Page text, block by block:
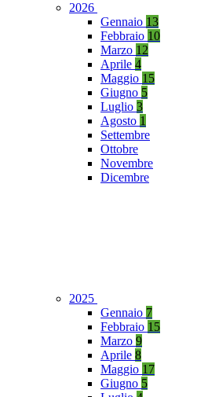
2026
Gennaio 13
Febbraio 10
Marzo 12
Aprile 4
Maggio 15
Giugno 5
Luglio 3
Agosto 1
Settembre
Ottobre
Novembre
Dicembre
2025
Gennaio 7
Febbraio 15
Marzo 9
Aprile 8
Maggio 17
Giugno 5